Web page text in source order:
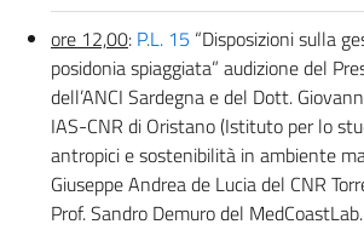
ore 12,00: P.L. 15 “Disposizioni sulla
posidonia spiaggiata” audizione del
dell’ANCI Sardegna e del Dott.
IAS-CNR di Oristano (Istituto per lo
antropici e sostenibilità in ambiente
Giuseppe Andrea de Lucia del CNR
Prof. Sandro Demuro del MedCoastLab.